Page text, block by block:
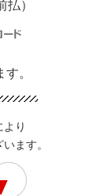
）
。
り
ます。